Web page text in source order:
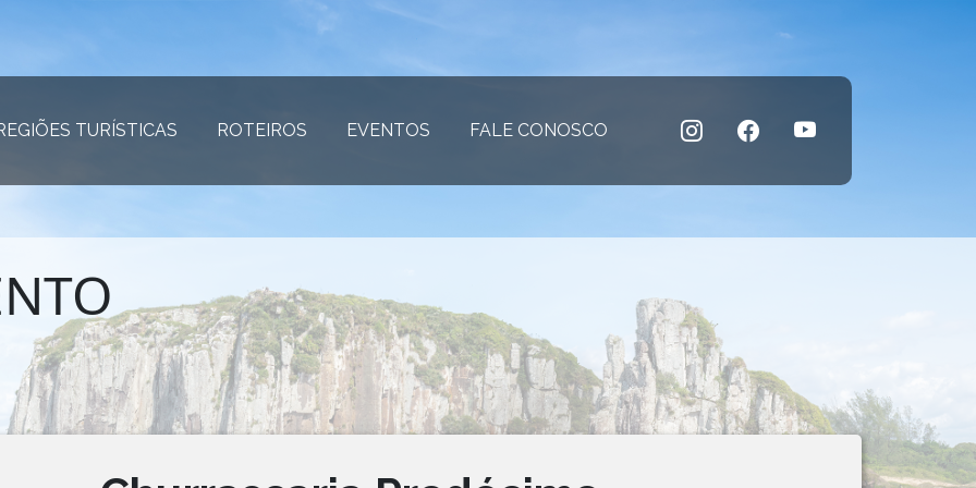
TURÍSTICAS (página atual)
ROTEIROS (página atual)
EVENTOS (página atual)
FALE CONOSCO (página atual)